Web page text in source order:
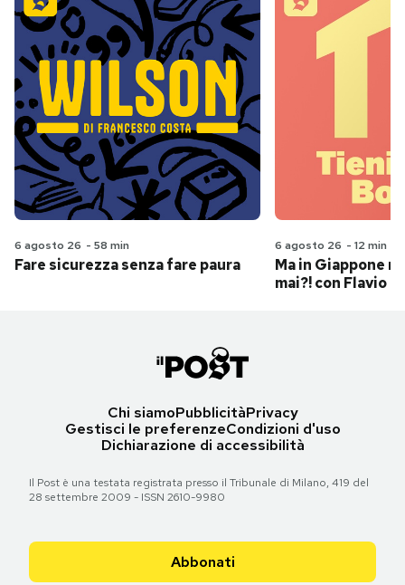
6 agosto 26 - 58 min
Fare sicurezza senza fare paura
6 agosto 26 - 12 min
Ma in Giappone
mai?! con Flavio
Chi siamoPubblicitàPrivacy
Gestisci le preferenzeCondizioni d'uso
Dichiarazione di accessibilità
Il Post è una testata registrata presso il Tribunale di Milano, 419 del
28 settembre 2009 - ISSN 2610-9980
Abbonati